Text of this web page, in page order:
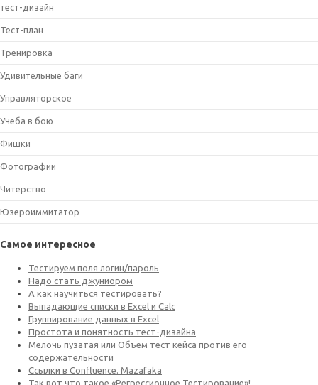
тест-дизайн
Тест-план
Тренировка
Удивительные баги
Управляторское
Учеба в бою
Фишки
Фотографии
Читерство
Юзероиммитатор
Самое интересное